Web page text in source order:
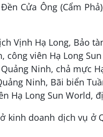
Cửa Ông (Cẩm
kinh doanh dịch vụ